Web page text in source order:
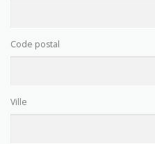
Code postal
Ville